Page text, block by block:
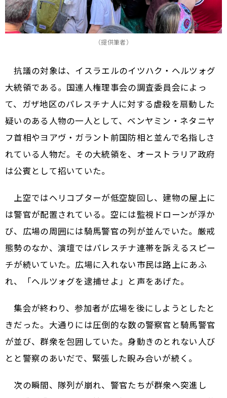
（提供筆者）
抗議の対象は、イスラエルのイツハク・ヘルツォグ
大統領である。国連人権理事会の調査委員会によっ
て、ガザ地区のパレスチナ人に対する虐殺を扇動した
疑いのある人物の一人として、ベンヤミン・ネタニヤ
フ首相やヨアヴ・ガラント前国防相と並んで名指しさ
れている人物だ。その大統領を、オーストラリア政府
は公賓として招いていた。
上空ではヘリコプターが低空旋回し、建物の屋上に
は警官が配置されている。空には監視ドローンが浮か
び、広場の周囲には騎馬警官の列が並んでいた。厳戒
態勢のなか、演壇ではパレスチナ連帯を訴えるスピー
チが続いていた。広場に入れない市民は路上にあふ
れ、「ヘルツォグを逮捕せよ」と声をあげた。
集会が終わり、参加者が広場を後にしようとしたと
きだった。大通りには圧倒的な数の警察官と騎馬警官
が並び、群衆を包囲していた。身動きのとれない人び
とと警察のあいだで、緊張した睨み合いが続く。
次の瞬間、隊列が崩れ、警官たちが群衆へ突進し